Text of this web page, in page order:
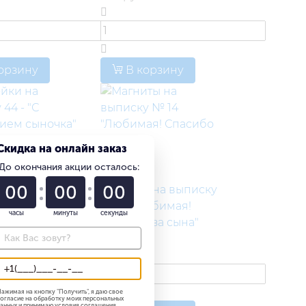
В корзину
на машину
(0)
Магниты на выписку
№ 14 "Любимая!
Спасибо за сына"
на онлайн заказ
окончания акции осталось:
01
часы
22
минуты
58
секунды
на кнопку "Получить", я даю свое
на обработку моих персональных